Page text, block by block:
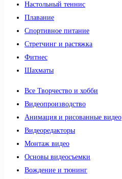
Настольный теннис
Плавание
Спортивное питание
Стретчинг и растяжка
Фитнес
Шахматы
Все Творчество и хобби
Видеопроизводство
Анимация и рисованные видео
Видеоредакторы
Монтаж видео
Основы видеосъемки
Вождение и тюнинг